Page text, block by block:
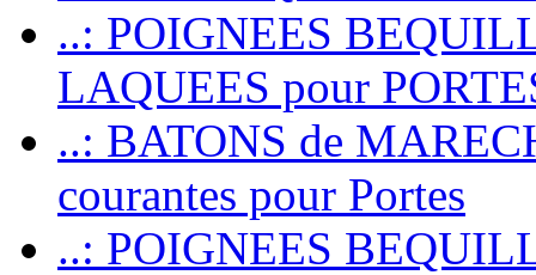
..: POIGNEES
LAQUEES pour
..: BATONS de
courantes pour Portes
..: POIGNEES